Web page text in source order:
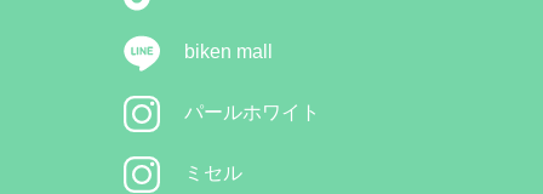
biken mall
パールホワイト
ミセル